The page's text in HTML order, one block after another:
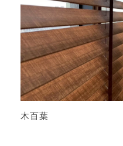
木百葉